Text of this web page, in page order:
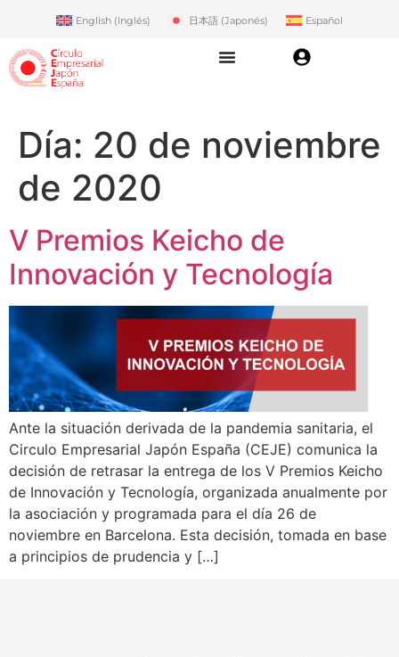
English (Inglés) 日本語(Japonés) Español
Día: 20 de noviembre
de 2020
V Premios Keicho de
Innovación y Tecnología
Ante la situación derivada de la pandemia sanitaria, el
Circulo Empresarial Japón España (CEJE) comunica la
decisión de retrasar la entrega de los V Premios Keicho
de Innovación y Tecnología, organizada anualmente por
la asociación y programada para el día 26 de
noviembre en Barcelona. Esta decisión, tomada en base
a principios de prudencia y […]